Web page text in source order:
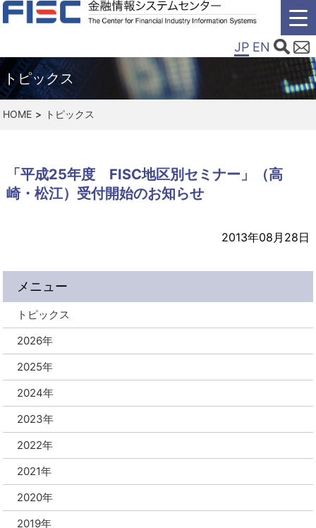
JP EN
トピックス
HOME トピックス
「平成25年度 FISC地区別セミナー」（高
崎・松江）受付開始のお知らせ
2013年08月28日
メニュー
トピックス
2026年
2025年
2024年
2023年
2022年
2021年
2020年
2019年